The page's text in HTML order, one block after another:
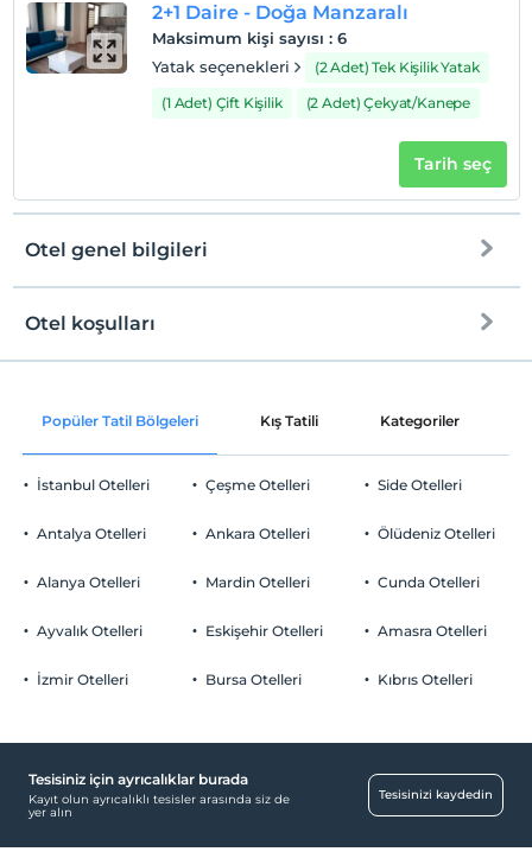
2+1 Daire - Doğa Manzaralı
Maksimum kişi sayısı : 6
Yatak seçenekleri
(2 Adet) Tek Kişilik Yatak
(1 Adet) Çift Kişilik
(2 Adet) Çekyat/Kanepe
Tarih seç
Otel genel bilgileri
Ortak alanlar ve tüm odalar
Otopark
Ücretsiz Özel Otopark
Ulaşım
Transfer servisi (ücretli)
Otel koşulları
Check/in
Check/out
En geç saat 11:00 ve öncesi
Evcil Hayvan
2 yaşına kadar olan bebekler ücretsizdir.
Popüler Tatil Bölgeleri Kış Tatili Kategoriler
İstanbul Otelleri
Antalya Otelleri
Alanya Otelleri
Ayvalık Otelleri
İzmir Otelleri
Çeşme Otelleri
Ankara Otelleri
Mardin Otelleri
Eskişehir Otelleri
Bursa Otelleri
Side Otelleri
Ölüdeniz Otelleri
Cunda Otelleri
Amasra Otelleri
Kıbrıs Otelleri
Tesisiniz için ayrıcalıklar burada
Kayıt olun ayrıcalıklı tesisler arasında siz de
yer alın
Tesisinizi kaydedin